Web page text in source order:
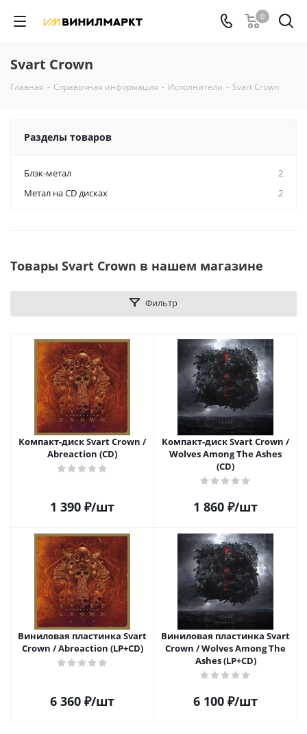
0
Svart Crown
Главная - Справочная информация - Исполнители - Svart Crown
Разделы товаров
Блэк-метал
2
Метал на CD дисках
2
Товары Svart Crown в нашем магазине
Фильтр
Компакт-диск Svart Crown /
Abreaction (CD)
1 390 ₽/шт
Компакт-диск Svart Crown /
Wolves Among The Ashes
(CD)
1 860 ₽/шт
Виниловая пластинка Svart
Crown / Abreaction (LP+CD)
6 360 ₽/шт
Виниловая пластинка Svart
Crown / Wolves Among The
Ashes (LP+CD)
6 100 ₽/шт